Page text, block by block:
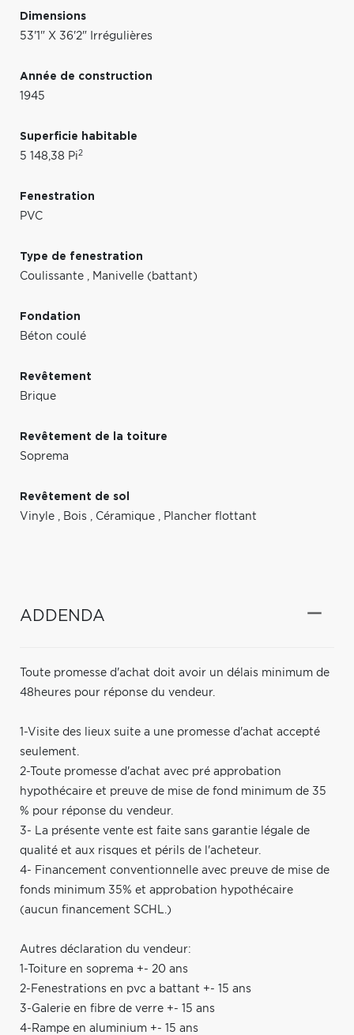
Dimensions
53'1" X 36'2" Irrégulières
Année de construction
1945
Superficie habitable
5 148,38 Pi2
Fenestration
PVC
Type de fenestration
Coulissante , Manivelle (battant)
Fondation
Béton coulé
Revêtement
Brique
Revêtement de la toiture
Soprema
Revêtement de sol
Vinyle , Bois , Céramique , Plancher flottant
ADDENDA
Toute promesse d'achat doit avoir un délais minimum de
48heures pour réponse du vendeur.
1-Visite des lieux suite a une promesse d'achat accepté
seulement.
2-Toute promesse d'achat avec pré approbation
hypothécaire et preuve de mise de fond minimum de 35
% pour réponse du vendeur.
3- La présente vente est faite sans garantie légale de
qualité et aux risques et périls de l'acheteur.
4- Financement conventionnelle avec preuve de mise de
fonds minimum 35% et approbation hypothécaire
(aucun financement SCHL.)
Autres déclaration du vendeur:
1-Toiture en soprema +- 20 ans
2-Fenestrations en pvc a battant +- 15 ans
3-Galerie en fibre de verre +- 15 ans
4-Rampe en aluminium +- 15 ans